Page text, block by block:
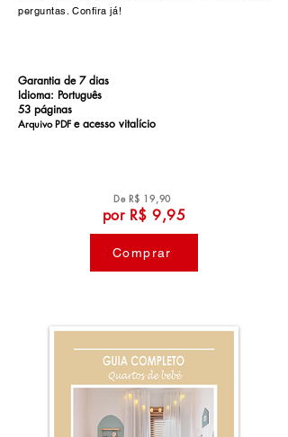
perguntas. Confira já!
Garantia de 7 dias
Idioma: Português
53 páginas
Arquivo PDF e acesso vitalício
De R$ 19,90
por R$ 9,95
por R$ 9,95
Comprar